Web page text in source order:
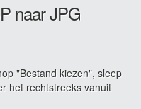
naar JPG
"Bestand kiezen", sleep
het rechtstreeks vanuit